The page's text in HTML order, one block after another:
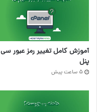
آموزش کامل تغییر رمز عبور سی
پنل
5 ساعت پیش